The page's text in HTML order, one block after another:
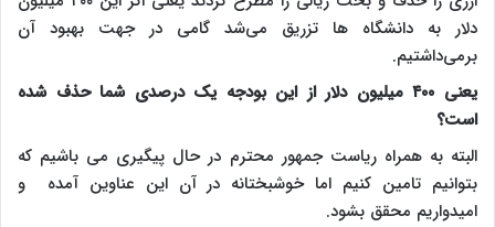
دلار به دانشگاه ها تزریق می‌شد گامی در جهت بهبود آن
برمی‌داشتیم.
یعنی ۴۰۰ میلیون دلار از این بودجه یک درصدی شما حذف شده
است؟
البته به همراه ریاست جمهور محترم در حال پیگیری می باشیم که
بتوانیم تامین کنیم اما خوشبختانه در آن این عناوین آمده و
امیدواریم محقق بشود.